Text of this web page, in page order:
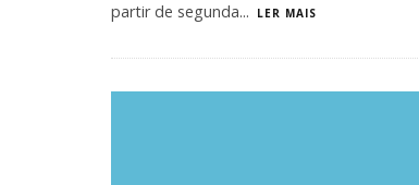
partir de segunda... LER MAIS